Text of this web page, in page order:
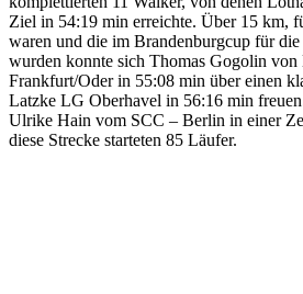
Ziel in 54:19 min erreichte. Über 15 km,
waren und die im Brandenburgcup für
wurden konnte sich Thomas Gogolin
Frankfurt/Oder in 55:08 min über einen
Latzke LG Oberhavel in 56:16 min
Ulrike Hain vom SCC – Berlin in einer
diese Strecke starteten 85 Läufer.